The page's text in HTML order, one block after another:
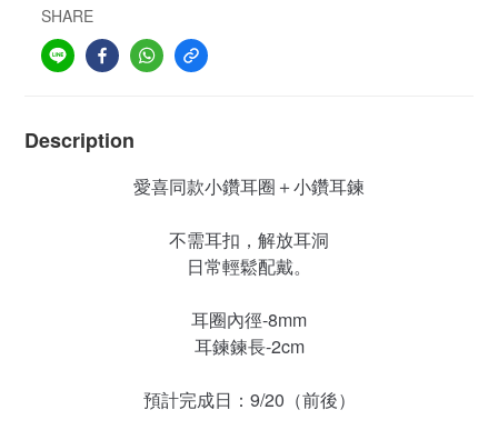
SHARE
Description
愛喜同款小鑽耳圈＋小鑽耳鍊
不需耳扣，解放耳洞
日常輕鬆配戴。
耳圈內徑-8mm
耳鍊鍊長-2cm
預計完成日：9/20（前後）